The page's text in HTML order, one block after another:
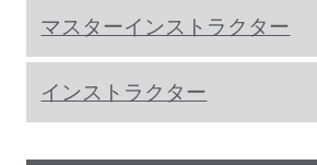
マスターインストラクター
インストラクター